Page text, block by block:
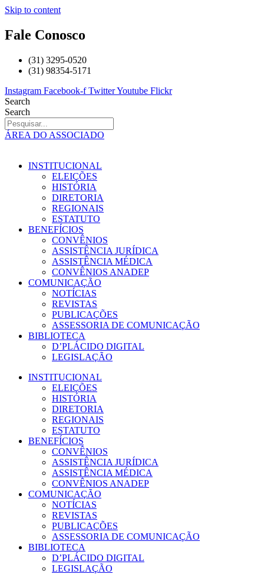
Skip to content
Fale Conosco
(31) 3295-0520
(31) 98354-5171
Instagram Facebook-f TwitterYoutube Flickr
Search
Search
ÁREA DO ASSOCIADO
INSTITUCIONAL
ELEIÇÕES
HISTÓRIA
DIRETORIA
REGIONAIS
ESTATUTO
BENEFÍCIOS
CONVÊNIOS
ASSISTÊNCIA JURÍDICA
ASSISTÊNCIA MÉDICA
CONVÊNIOS ANADEP
COMUNICAÇÃO
NOTÍCIAS
REVISTAS
PUBLICAÇÕES
ASSESSORIA DE COMUNICAÇÃO
BIBLIOTECA
D’PLÁCIDO DIGITAL
LEGISLAÇÃO
INSTITUCIONAL
ELEIÇÕES
HISTÓRIA
DIRETORIA
REGIONAIS
ESTATUTO
BENEFÍCIOS
CONVÊNIOS
ASSISTÊNCIA JURÍDICA
ASSISTÊNCIA MÉDICA
CONVÊNIOS ANADEP
COMUNICAÇÃO
NOTÍCIAS
REVISTAS
PUBLICAÇÕES
ASSESSORIA DE COMUNICAÇÃO
BIBLIOTECA
D’PLÁCIDO DIGITAL
LEGISLAÇÃO